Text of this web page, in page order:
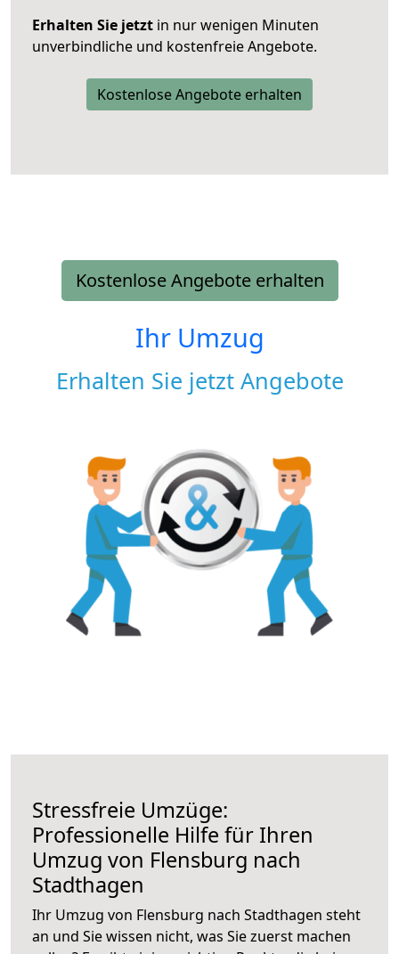
Erhalten Sie jetzt in nur wenigen Minuten
unverbindliche und kostenfreie Angebote.
Kostenlose Angebote erhalten
Kostenlose Angebote erhalten
Ihr Umzug
Erhalten Sie jetzt Angebote
Stressfreie Umzüge:
Professionelle Hilfe für Ihren
Umzug von Flensburg nach
Stadthagen
Ihr Umzug von Flensburg nach Stadthagen steht
an und Sie wissen nicht, was Sie zuerst machen